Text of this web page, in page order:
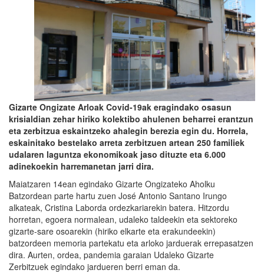
Gizarte Ongizate Arloak Covid-19ak eragindako osasun
krisialdian zehar hiriko kolektibo ahulenen beharrei erantzun
eta zerbitzua eskaintzeko ahalegin berezia egin du. Horrela,
eskainitako bestelako arreta zerbitzuen artean 250 familiek
udalaren laguntza ekonomikoak jaso dituzte eta 6.000
adinekoekin harremanetan jarri dira.
Maiatzaren 14ean egindako Gizarte Ongizateko Aholku
Batzordean parte hartu zuen José Antonio Santano Irungo
alkateak, Cristina Laborda ordezkariarekin batera. Hitzordu
horretan, egoera normalean, udaleko taldeekin eta sektoreko
gizarte-sare osoarekin (hiriko elkarte eta erakundeekin)
batzordeen memoria partekatu eta arloko jarduerak errepasatzen
dira. Aurten, ordea, pandemia garaian Udaleko Gizarte
Zerbitzuek egindako jardueren berri eman da.